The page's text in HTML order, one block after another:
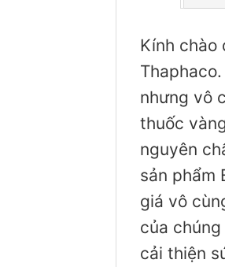
Kính chào
nhưng vô
thuốc
nguyên
sản phẩm
giá vô
của
cải thiện